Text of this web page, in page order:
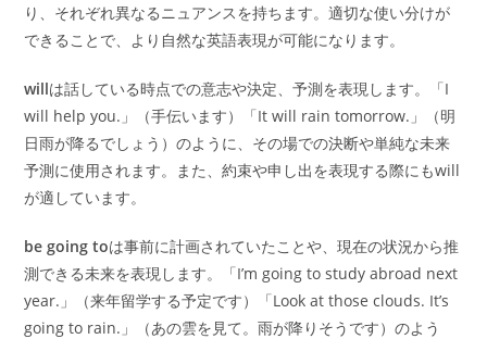
り、それぞれ異なるニュアンスを持ちます。適切な使い分けが
できることで、より自然な英語表現が可能になります。
willは話している時点での意志や決定、予測を表現します。「I
will help you.」（手伝います）「It will rain tomorrow.」（明
日雨が降るでしょう）のように、その場での決断や単純な未来
予測に使用されます。また、約束や申し出を表現する際にもwill
が適しています。
be going toは事前に計画されていたことや、現在の状況から推
測できる未来を表現します。「I’m going to study abroad next
year.」（来年留学する予定です）「Look at those clouds. It’s
going to rain.」（あの雲を見て。雨が降りそうです）のよう